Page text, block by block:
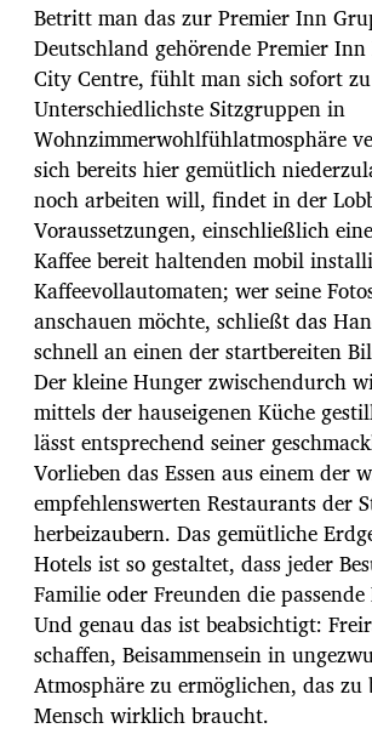
m
Betritt man das zur Premier Inn
Deutschland gehörende Premier Inn
City Centre, fühlt man sich sofort
Unterschiedlichste Sitzgruppen in
Wohnzimmerwohlfühlatmosphäre
sich bereits hier gemütlich
noch arbeiten will, findet in der
Voraussetzungen, einschließlich
Kaffee bereit haltenden mobil
Kaffeevollautomaten; wer seine
anschauen möchte, schließt das
schnell an einen der startbereiten
Der kleine Hunger zwischendurch
mittels der hauseigenen Küche
lässt entsprechend seiner
Vorlieben das Essen aus einem der
empfehlenswerten Restaurants der
herbeizaubern. Das gemütliche
Hotels ist so gestaltet, dass jeder
Familie oder Freunden die
Und genau das ist beabsichtigt:
schaffen, Beisammensein in
Atmosphäre zu ermöglichen, das zu
Mensch wirklich braucht.